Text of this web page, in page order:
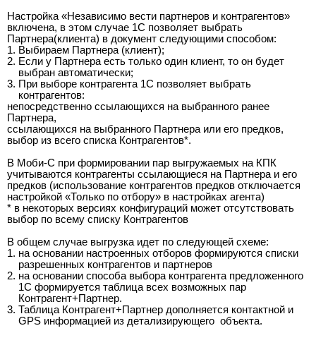
Настройка «Независимо вести партнеров и контрагентов»
включена, в этом случае 1С позволяет выбрать
Партнера(клиента) в документ следующими способом:
1. Выбираем Партнера (клиент);
2. Если у Партнера есть только один клиент, то он будет
выбран автоматически;
3. При выборе контрагента 1С позволяет выбрать
контрагентов:
непосредственно ссылающихся на выбранного ранее
Партнера,
ссылающихся на выбранного Партнера или его предков,
выбор из всего списка Контрагентов*.
В Моби-С при формировании пар выгружаемых на КПК
учитываются контрагенты ссылающиеся на Партнера и его
предков (использование контрагентов предков отключается
настройкой «Только по отбору» в настройках агента)
* в некоторых версиях конфигураций может отсутствовать
выбор по всему списку Контрагентов
В общем случае выгрузка идет по следующей схеме:
1. на основании настроенных отборов формируются списки
разрешенных контрагентов и партнеров
2. на основании способа выбора контрагента предложенного
1С формируется таблица всех возможных пар
Контрагент+Партнер.
3. Таблица Контрагент+Партнер дополняется контактной и
GPS информацией из детализирующего объекта.